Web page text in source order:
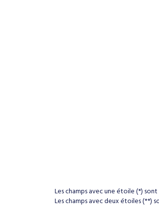
Les champs avec une étoile (*)
Les champs avec deux étoiles (**)